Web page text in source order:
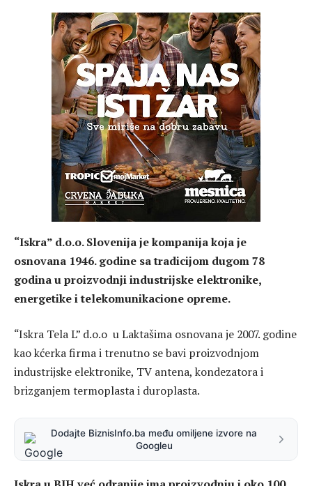
“Iskra” d.o.o. Slovenija je kompanija koja je
osnovana 1946. godine sa tradicijom dugom 78
godina u proizvodnji industrijske elektronike,
energetike i telekomunikacione opreme.
“Iskra Tela L” d.o.o u Laktašima osnovana je 2007. godine
kao kćerka firma i trenutno se bavi proizvodnjom
industrijske elektronike, TV antena, kondezatora i
brizganjem termoplasta i duroplasta.
Dodajte BiznisInfo.ba među omiljene izvore na
Googleu